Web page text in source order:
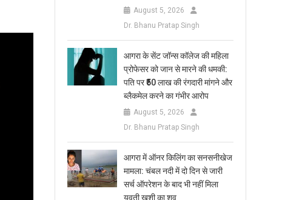
August 5, 2026
Dr. Bhanu Pratap Singh
आगरा के सेंट जॉन्स कॉलेज की महिला
प्रोफेसर को जान से मारने की धमकी:
पति पर ₹50 लाख की रंगदारी मांगने और
ब्लैकमेल करने का गंभीर आरोप
August 5, 2026
Dr. Bhanu Pratap Singh
आगरा में ऑनर किलिंग का सनसनीखेज
मामला: चंबल नदी में दो दिन से जारी
सर्च ऑपरेशन के बाद भी नहीं मिला
युवती खुशी का शव